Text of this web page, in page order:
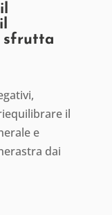
sfrutta
il
e
dai